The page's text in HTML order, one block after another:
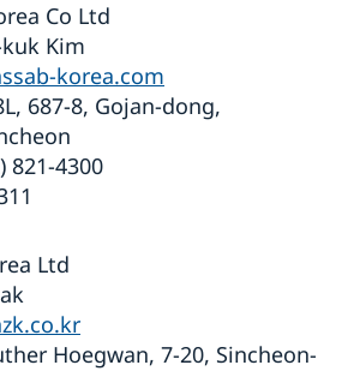
Co Ltd
Kim
korea.com
687-8, Gojan-dong,
821-4300
Ltd
Hoegwan, 7-20, Sincheon-